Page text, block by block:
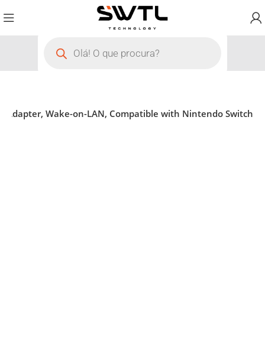
Adapter, Wake-on-LAN, Compatible with Nintendo Switch